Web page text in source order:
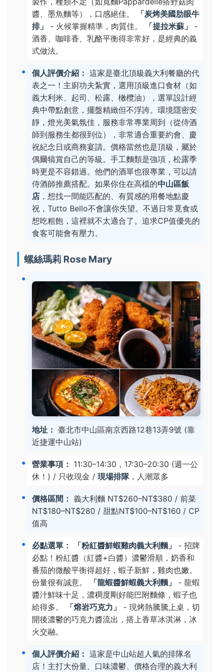
醬、墨魚麵等），口感絕佳。
「炭烤美國肋眼牛
排」
- 火候掌握精準，肉質佳。 「提拉米蘇」
-
酒香、咖啡香、乳酪平衡得非常好，是經典的義
式做法。
個人評價介紹： 這家是臺北頂級義大利餐廳的代
表之一！主廚功夫紮實，選用頂級進口食材（如
義大利米、起司、松露、橄欖油），選單設計經
典中帶點創意，擺盤精緻但不浮誇。環境隱密安
靜，燈光美氣氛佳，服務非常專業周到（從侍酒
師到服務生都很到位），非常適合重要約會、慶
祝紀念日或商務宴請。價格當然也是頂級，屬於
偶爾犒賞自己的等級。手工麵類是強項，松露季
時更是不容錯過。他們的酒單也很專業，可以請
侍酒師推薦搭配。如果你住在高檔的中山區飯
店 ，想找一間能匹配的、有質感的用餐地點慶
祝，Tutto Bello不會讓你失望。不過日常覓食或
想吃粗飽，這裡就不太適合了。追求CP值優先的
食客可能會有壓力。
螺絲瑪莉 Rose Mary
地址： 臺北市中山區南京西路12巷13弄9號 (靠
近捷運中山站)
營業事項： 11:30–14:30，17:30–20:30 (週一公
休！) / 只收現金 / 現場排隊，人潮眾多
價格區間： 義大利麵 NT$260–NT$380 / 前菜
NT$180–NT$280 / 甜點NT$100–NT$160 / CP
值高
必點選單： 「粉紅醬鮮蝦雞肉義大利麵」
- 招牌
必點！粉紅醬（紅醬+白醬）濃鬱滑順，奶香和
番茄的微酸平衡得超好，蝦子新鮮，雞肉也嫩。
份量很有誠意。
「龍蝦醬鮮蝦義大利麵」
- 龍蝦
醬汁鮮味十足，濃稠度剛好能巴附麵條，蝦子也
給得多。
「熔岩巧克力」
- 現烤熱騰騰上桌，切
開後濃鬱的巧克力醬流出，搭上香草冰淇淋，冰
火交融。
個人評價介紹： 這家是中山站超人氣的排隊名
店！主打大份量、口味濃鬱、價格合理的義大利